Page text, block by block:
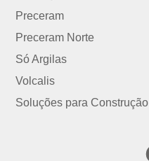
Preceram
Preceram Norte
Só Argilas
Volcalis
Soluções para Construção